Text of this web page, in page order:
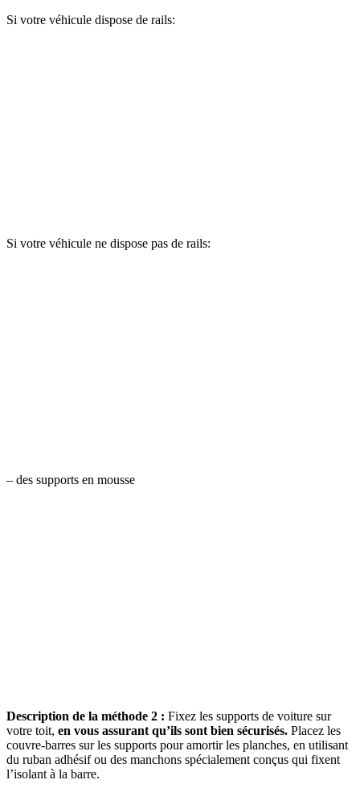
Si votre véhicule dispose de rails:
Si votre véhicule ne dispose pas de rails:
– des supports en mousse
Description de la méthode 2 : Fixez les supports de voiture sur
votre toit, en vous assurant qu’ils sont bien sécurisés. Placez les
couvre-barres sur les supports pour amortir les planches, en utilisant
du ruban adhésif ou des manchons spécialement conçus qui fixent
l’isolant à la barre.